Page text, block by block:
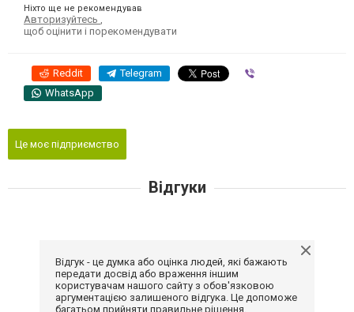
Ніхто ще не рекомендував
Авторизуйтесь
щоб оцінити і порекомендувати
Reddit Telegram
WhatsApp
Це моє підприємство
Відгуки
Відгук - це думка або оцінка людей, які бажають
передати досвід або враження іншим
користувачам нашого сайту з обов'язковою
аргументацією залишеного відгука. Це допоможе
багатьом прийняти правильне рішення.